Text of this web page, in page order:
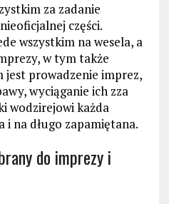
za zadanie
części.
wszystkim na wesela, a
w tym także
jest prowadzenie imprez,
wyciąganie ich zza
wodzirejowi każda
i na długo zapamiętana.
do imprezy i